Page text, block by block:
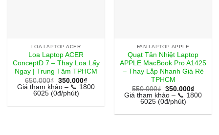
LOA LAPTOP ACER
Loa Laptop ACER
ConceptD 7 – Thay Loa Lấy
Ngay | Trung Tâm TPHCM
650.000₫ Giá
gốc
là:
650.000₫.
350.000₫Giá
hiện
350.000₫.
Giá tham khảo – 📞 1800
6025 (0đ/phút)
FAN LAPTOP APPLE
Quạt Tản Nhiệt Laptop
APPLE MacBook Pro A1425
– Thay Lắp Nhanh Giá Rẻ
TPHCM
550.000₫ Giá
gốc
là:
550.000₫.
350.000₫Giá
hiện
Giá tham khảo – 📞 1800
6025 (0đ/phút)